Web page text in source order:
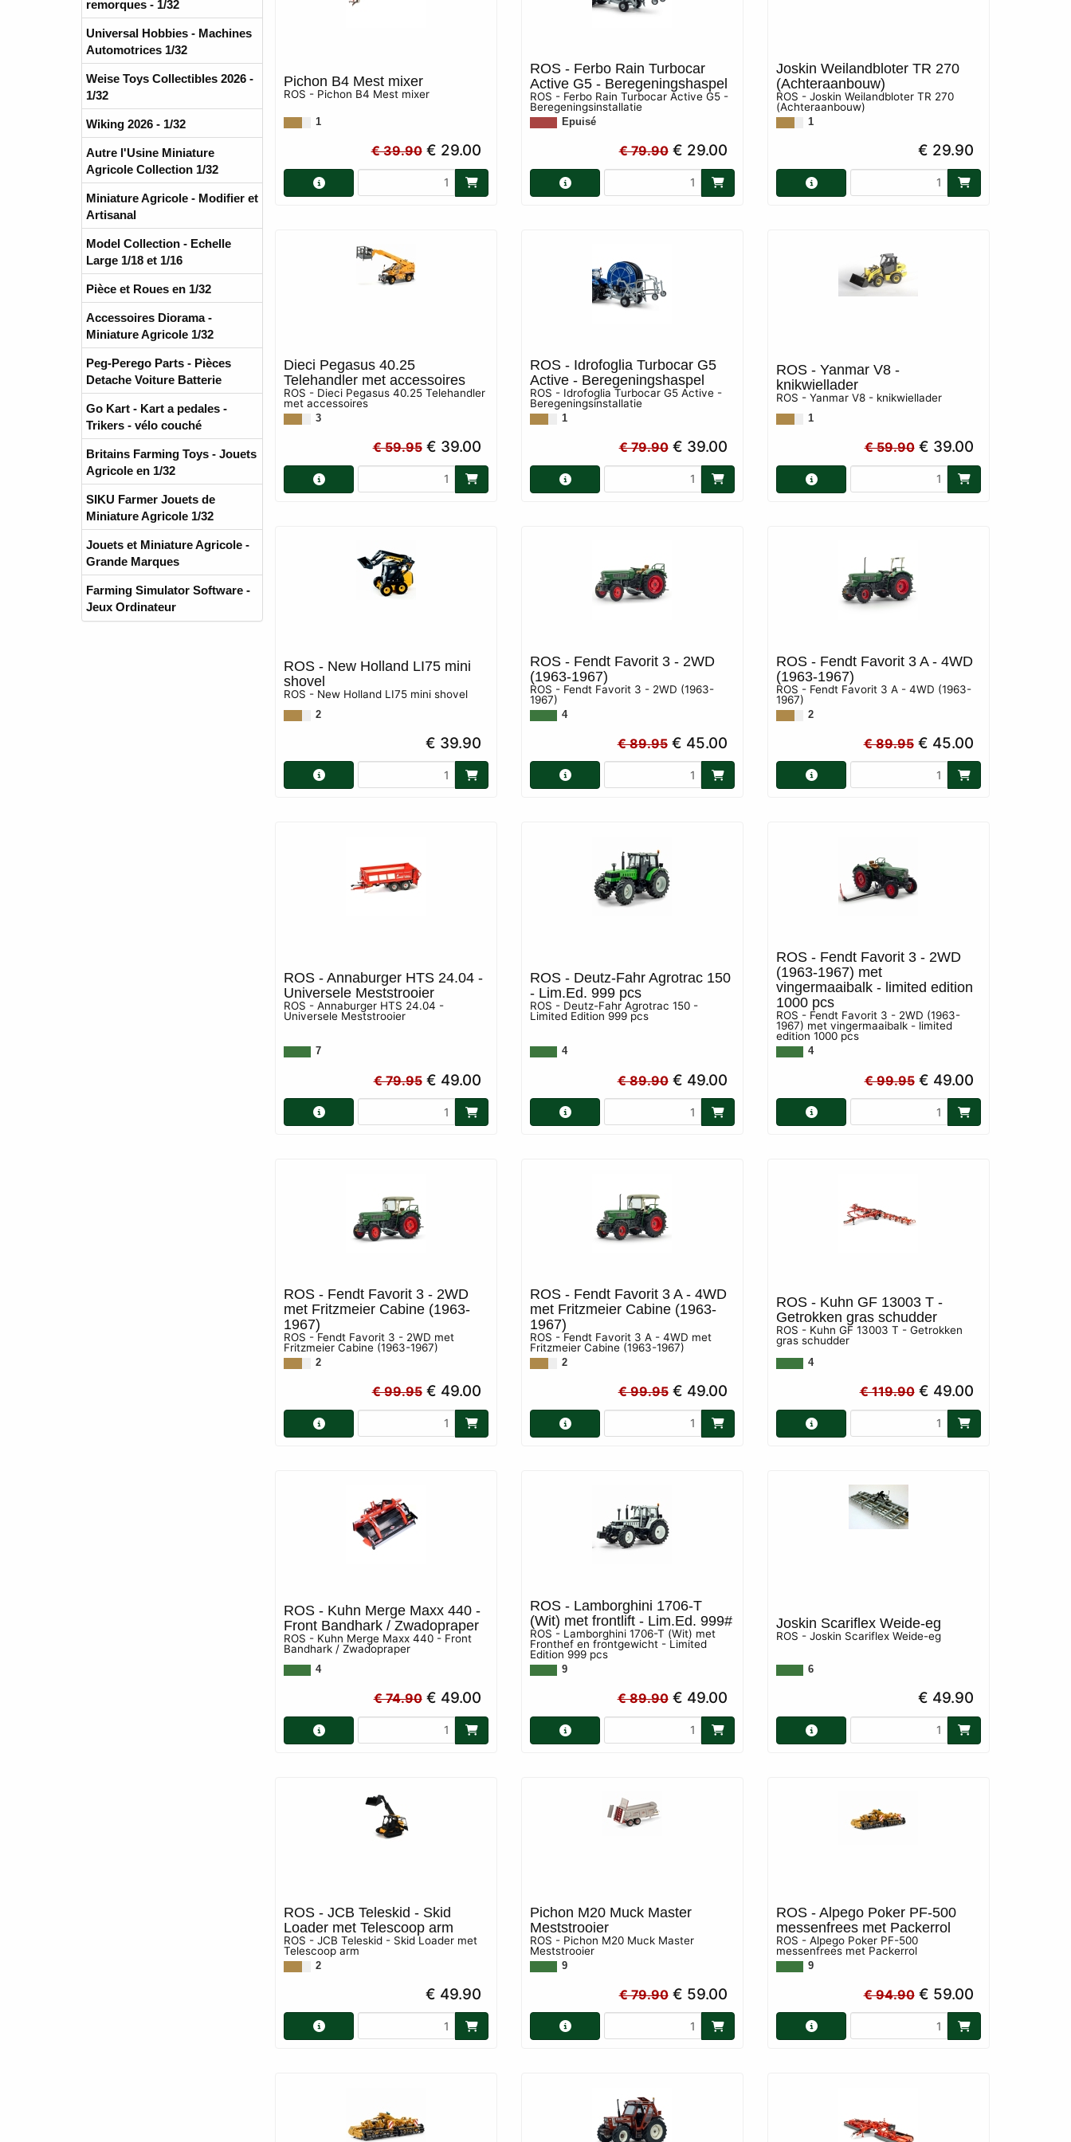
remorques - 1/32
Universal Hobbies - Machines
Automotrices 1/32
Weise Toys Collectibles 2026 -
1/32
Wiking 2026 - 1/32
Autre l'Usine Miniature
Agricole Collection 1/32
Miniature Agricole - Modifier et
Artisanal
Model Collection - Echelle
Large 1/18 et 1/16
Pièce et Roues en 1/32
Accessoires Diorama -
Miniature Agricole 1/32
Peg-Perego Parts - Pièces
Detache Voiture Batterie
Go Kart - Kart a pedales -
Trikers - vélo couché
Britains Farming Toys - Jouets
Agricole en 1/32
SIKU Farmer Jouets de
Miniature Agricole 1/32
Jouets et Miniature Agricole -
Grande Marques
Farming Simulator Software -
Jeux Ordinateur
Pichon B4 Mest mixer
ROS - Pichon B4 Mest mixer
1
€ 39.90 € 29.00
ROS - Ferbo Rain Turbocar
Active G5 - Beregeningshaspel
ROS - Ferbo Rain Turbocar Active G5 -
Beregeningsinstallatie
Epuisé
€ 79.90 € 29.00
Joskin Weilandbloter TR 270
(Achteraanbouw)
ROS - Joskin Weilandbloter TR 270
(Achteraanbouw)
1
€ 29.90
Dieci Pegasus 40.25
Telehandler met accessoires
ROS - Dieci Pegasus 40.25 Telehandler
met accessoires
3
€ 59.95 € 39.00
ROS - Idrofoglia Turbocar G5
Active - Beregeningshaspel
ROS - Idrofoglia Turbocar G5 Active -
Beregeningsinstallatie
1
€ 79.90 € 39.00
ROS - Yanmar V8 -
knikwiellader
ROS - Yanmar V8 - knikwiellader
1
€ 59.90 € 39.00
ROS - New Holland LI75 mini
shovel
ROS - New Holland LI75 mini shovel
2
€ 39.90
ROS - Fendt Favorit 3 - 2WD
(1963-1967)
ROS - Fendt Favorit 3 - 2WD (1963-
1967)
4
€ 89.95 € 45.00
ROS - Fendt Favorit 3 A - 4WD
(1963-1967)
ROS - Fendt Favorit 3 A - 4WD (1963-
1967)
2
€ 89.95 € 45.00
ROS - Annaburger HTS 24.04 -
Universele Meststrooier
ROS - Annaburger HTS 24.04 -
Universele Meststrooier
7
€ 79.95 € 49.00
ROS - Deutz-Fahr Agrotrac 150
- Lim.Ed. 999 pcs
ROS - Deutz-Fahr Agrotrac 150 -
Limited Edition 999 pcs
4
€ 89.90 € 49.00
ROS - Fendt Favorit 3 - 2WD
(1963-1967) met
vingermaaibalk - limited edition
1000 pcs
ROS - Fendt Favorit 3 - 2WD (1963-
1967) met vingermaaibalk - limited
edition 1000 pcs
4
€ 99.95 € 49.00
ROS - Fendt Favorit 3 - 2WD
met Fritzmeier Cabine (1963-
1967)
ROS - Fendt Favorit 3 - 2WD met
Fritzmeier Cabine (1963-1967)
2
€ 99.95 € 49.00
ROS - Fendt Favorit 3 A - 4WD
met Fritzmeier Cabine (1963-
1967)
ROS - Fendt Favorit 3 A - 4WD met
Fritzmeier Cabine (1963-1967)
2
€ 99.95 € 49.00
ROS - Kuhn GF 13003 T -
Getrokken gras schudder
ROS - Kuhn GF 13003 T - Getrokken
gras schudder
4
€ 119.90 € 49.00
ROS - Kuhn Merge Maxx 440 -
Front Bandhark / Zwadopraper
ROS - Kuhn Merge Maxx 440 - Front
Bandhark / Zwadopraper
4
€ 74.90 € 49.00
ROS - Lamborghini 1706-T
(Wit) met frontlift - Lim.Ed. 999#
ROS - Lamborghini 1706-T (Wit) met
Fronthef en frontgewicht - Limited
Edition 999 pcs
9
€ 89.90 € 49.00
Joskin Scariflex Weide-eg
ROS - Joskin Scariflex Weide-eg
6
€ 49.90
ROS - JCB Teleskid - Skid
Loader met Telescoop arm
ROS - JCB Teleskid - Skid Loader met
Telescoop arm
2
€ 49.90
Pichon M20 Muck Master
Meststrooier
ROS - Pichon M20 Muck Master
Meststrooier
9
€ 79.90 € 59.00
ROS - Alpego Poker PF-500
messenfrees met Packerrol
ROS - Alpego Poker PF-500
messenfrees met Packerrol
9
€ 94.90 € 59.00